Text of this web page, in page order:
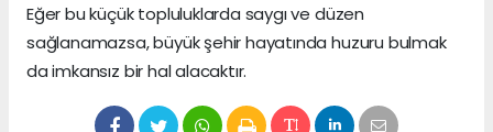
Eğer bu küçük topluluklarda saygı ve düzen
sağlanamazsa, büyük şehir hayatında huzuru bulmak
da imkansız bir hal alacaktır.